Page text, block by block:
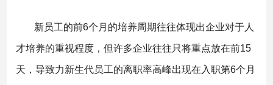
新员工的前6个月的培养周期往往体现出企业对于人
才培养的重视程度，但许多企业往往只将重点放在前15
天，导致力新生代员工的离职率高峰出现在入职第6个月